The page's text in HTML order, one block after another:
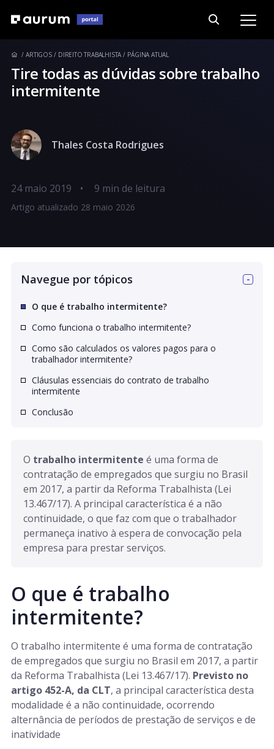
ARTIGOS DIREITO TRABALHISTA PÁGINA ATUAL
Tire todas as dúvidas sobre trabalho
intermitente
Thales Costa Rodrigues
24 maio 2019 •
Artigo atualizado 28 maio 2026
Navegue por tópicos
O que é trabalho intermitente?
Como funciona o trabalho intermitente?
Como são calculados os valores pagos para o
trabalhador intermitente?
Cláusulas essenciais do contrato de trabalho
intermitente
Conclusão
O trabalho intermitente é uma forma de
contratação de empregados que surgiu no Brasil
em 2017, a partir da Reforma Trabalhista (Lei
13.467/17). A principal característica é a não
continuidade, o que faz com que o trabalhador
permaneça inativo à espera de convocação pela
empresa para prestar serviços.
O que é trabalho
intermitente?
O trabalho intermitente é uma forma de contratação
de empregados que surgiu no Brasil em 2017, a partir
da Reforma Trabalhista (Lei 13.467/17). Previsto no
artigo 452-A, da CLT, a principal característica desta
modalidade é a não continuidade, ocorrendo
alternância de períodos de prestação de serviços e de
inatividade